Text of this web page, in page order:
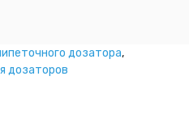
дозатора,
дозаторов